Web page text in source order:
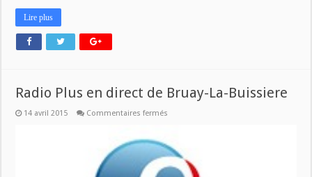
Lire plus
Radio Plus en direct de Bruay-La-Buissiere
14 avril 2015 Commentaires fermés
direct
de
Bruay-